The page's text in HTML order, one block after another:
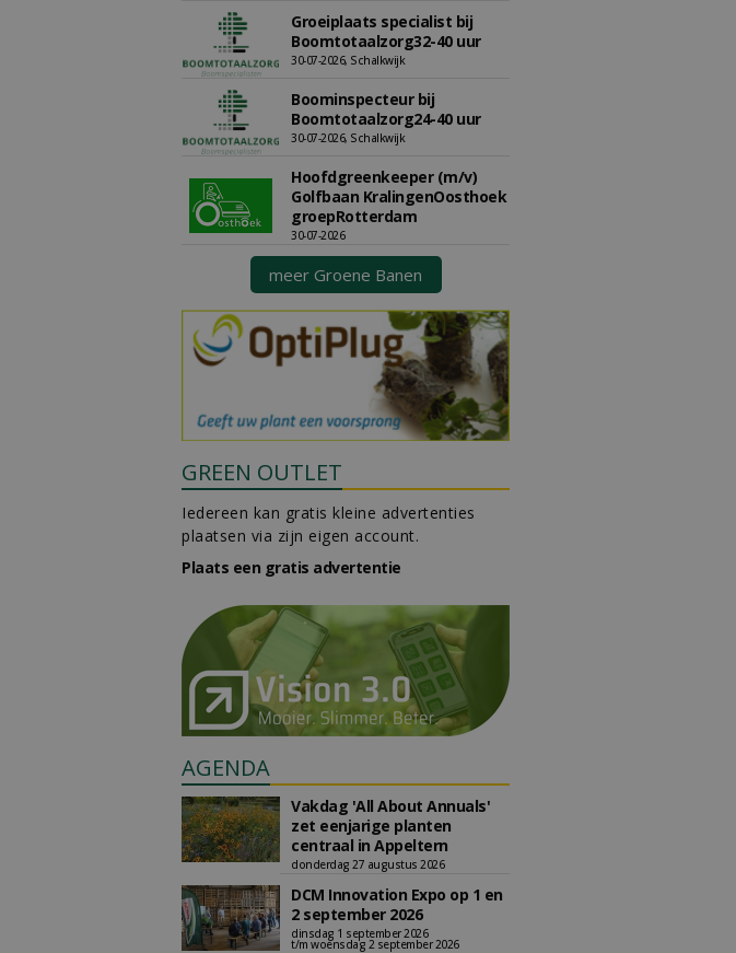
Groeiplaats specialist bij
Boomtotaalzorg32-40 uur
30-07-2026, Schalkwijk
Boominspecteur bij
Boomtotaalzorg24-40 uur
30-07-2026, Schalkwijk
Hoofdgreenkeeper (m/v)
Golfbaan KralingenOosthoek
groepRotterdam
30-07-2026
meer Groene Banen
GREEN OUTLET
Iedereen kan gratis kleine advertenties
plaatsen via zijn eigen account.
Plaats een gratis advertentie
AGENDA
Vakdag 'All About Annuals'
zet eenjarige planten
centraal in Appeltern
donderdag 27 augustus 2026
DCM Innovation Expo op 1 en
2 september 2026
dinsdag 1 september 2026
t/m woensdag 2 september 2026